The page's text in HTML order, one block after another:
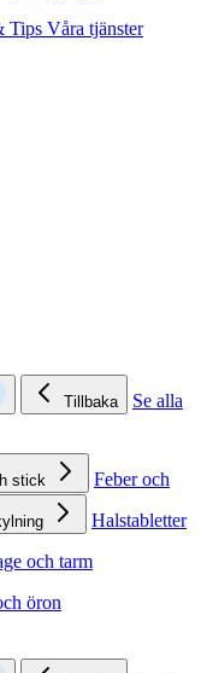
Tips Våra tjänster
Tillbaka
Se alla
stick
Feber och
Halstabletter
och tarm
öron